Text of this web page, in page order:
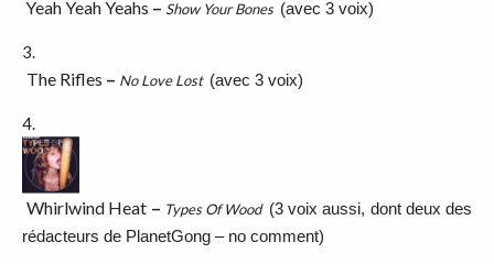
Yeah Yeah Yeahs – Show Your Bones (avec 3 voix)
3.
The Rifles – No Love Lost (avec 3 voix)
4.
Whirlwind Heat – Types Of Wood (3 voix aussi, dont deux des
rédacteurs de PlanetGong – no comment)